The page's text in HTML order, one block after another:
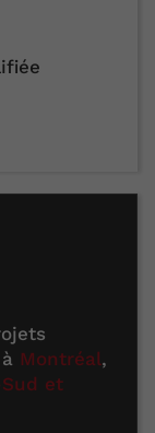
Montréal,
et